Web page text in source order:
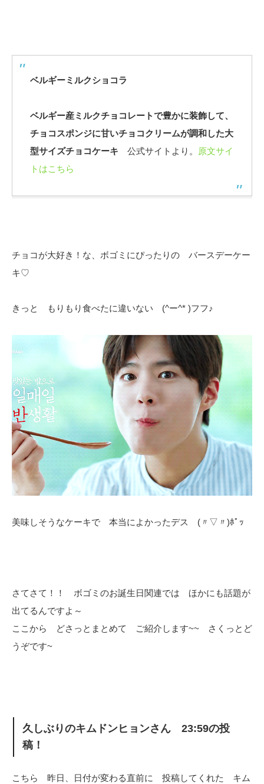
ベルギーミルクショコラ
ベルギー産ミルクチョコレートで豊かに装飾して、
チョコスポンジに甘いチョコクリームが調和した大
型サイズチョコケーキ 公式サイトより。
原文サイ
トはこちら
チョコが大好き！な、ボゴミにぴったりの バースデーケー
キ♡
きっと もりもり食べたに違いない (^ー^* )フフ♪
美味しそうなケーキで 本当によかったデス (〃▽〃)ﾎﾟｯ
さてさて！！ ボゴミのお誕生日関連では ほかにも話題が
出てるんですよ～
ここから どさっとまとめて ご紹介します~~ さくっとど
うぞです~
久しぶりのキムドンヒョンさん 23:59の投
稿！
こちら 昨日、日付が変わる直前に 投稿してくれた キム